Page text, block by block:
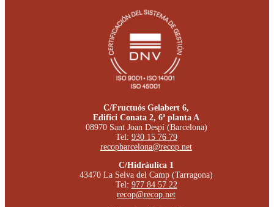
C/Fructuós Gelabert 6,
Edifici Conata 2, 6ª planta A
08970 Sant Joan Despí (Barcelona)
Tel: 930 15 76 79
recopbarcelona@recop.net
C/Hidráulica 1
43470 La Selva del Camp (Tarragona)
Tel: 977 84 57 22
recop@recop.net